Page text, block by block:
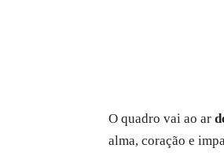
O quadro vai ao ar
alma, coração e